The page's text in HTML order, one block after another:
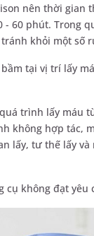
nên thời gian
- 60 phút. Trong
khỏi một số
tại vị trí lấy
trình lấy máu
không hợp tác,
lấy, tư thế lấy và
cụ không đạt yêu